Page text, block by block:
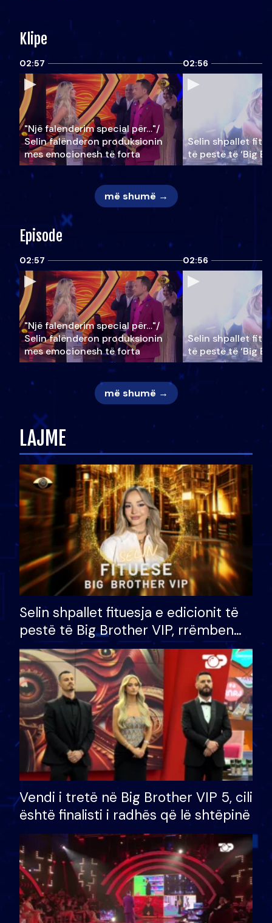
Klipe
02:57
"Një falenderim special për…"/
Selin falënderon produksionin
mes emocionesh të forta
02:56
Selin shpallet
të pestë të ‘Big
më shumë →
Episode
02:57
"Një falenderim special për…"/
Selin falënderon produksionin
mes emocionesh të forta
02:56
Selin shpallet
të pestë të ‘Big
më shumë →
LAJME
Selin shpallet fituesja e edicionit të
pestë të Big Brother VIP, rrëmben
çmimin e madh prej 100 mijë eurosh
Vendi i tretë në Big Brother VIP 5, cili
është finalisti i radhës që lë shtëpinë